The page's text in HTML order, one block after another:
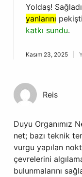
Yoldaş!
yanlarını
katkı sundu.
Kasım 23, 2025
Reis
Duyu Organımız
net; bazı teknik
vurgu yapılan
çevrelerini
bulunmalarını